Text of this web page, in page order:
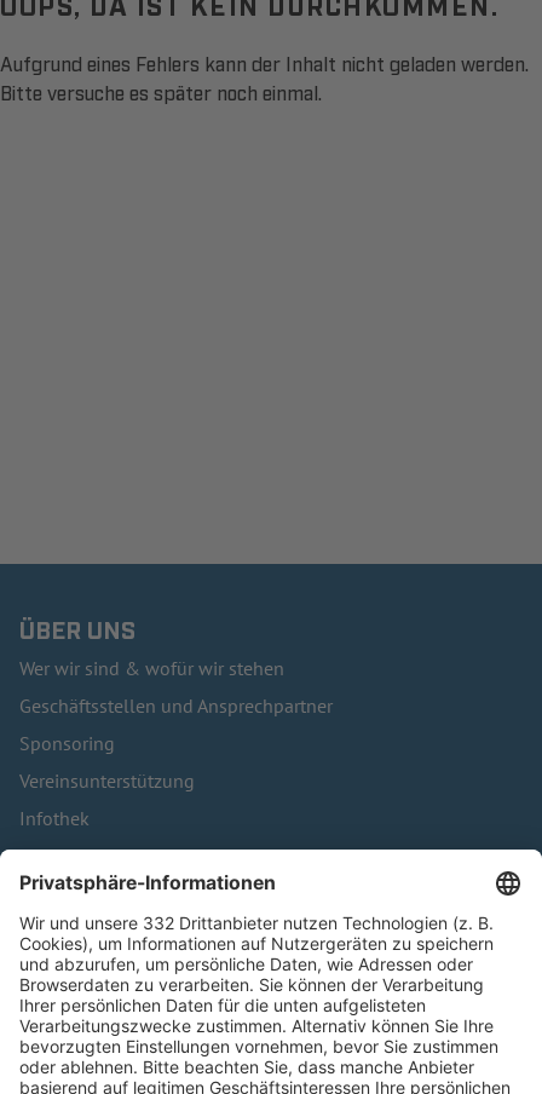
Aufgrund eines Fehlers kann der Inhalt nicht geladen werden.
Bitte versuche es später noch einmal.
ÜBER UNS
Wer wir sind & wofür wir stehen
Geschäftsstellen und Ansprechpartner
Sponsoring
Vereinsunterstützung
Infothek
Kontakt
HÄUFIG BESUCHTE SEITEN
Pässe und Vereinswechsel
Trainerausbildung
Schulungsangebot Vereinsmitarbeiter
BFV-Geschäftsstellen